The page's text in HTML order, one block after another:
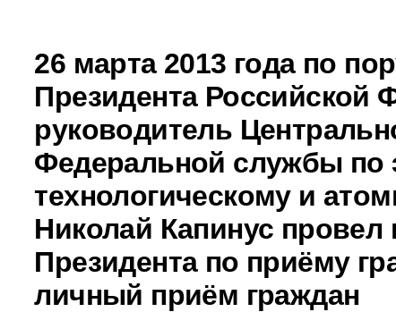
26 марта 2013 года по
Президента Российской
руководитель
Федеральной службы по
технологическому и
Николай Капинус провел
Президента по приёму
личный приём граждан